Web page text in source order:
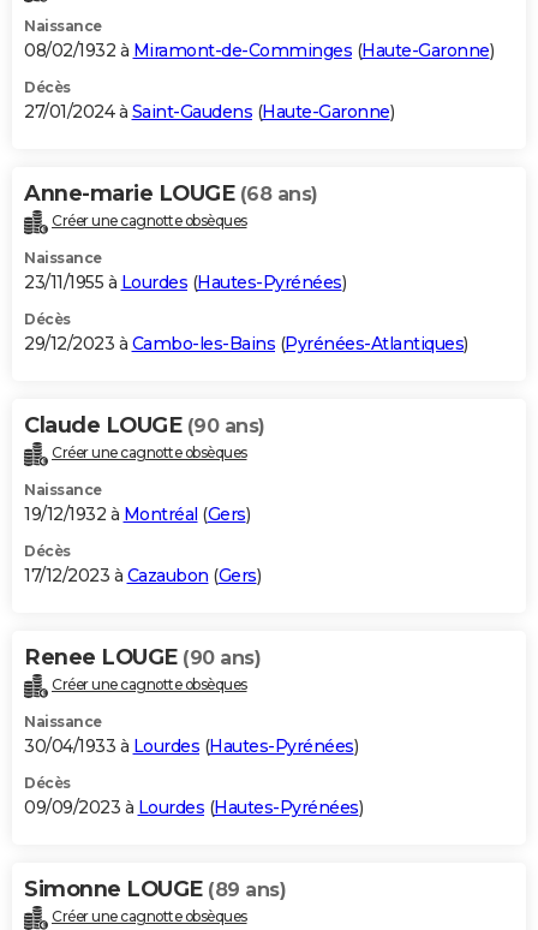
Naissance
08/02/1932 à Miramont-de-Comminges (Haute-Garonne)
Décès
27/01/2024 à Saint-Gaudens (Haute-Garonne)
Anne-marie LOUGE (68 ans)
Créer une cagnotte obsèques
Naissance
23/11/1955 à Lourdes (Hautes-Pyrénées)
Décès
29/12/2023 à Cambo-les-Bains (Pyrénées-Atlantiques)
Claude LOUGE (90 ans)
Créer une cagnotte obsèques
Naissance
19/12/1932 à Montréal (Gers)
Décès
17/12/2023 à Cazaubon (Gers)
Renee LOUGE (90 ans)
Créer une cagnotte obsèques
Naissance
30/04/1933 à Lourdes (Hautes-Pyrénées)
Décès
09/09/2023 à Lourdes (Hautes-Pyrénées)
Simonne LOUGE (89 ans)
Créer une cagnotte obsèques